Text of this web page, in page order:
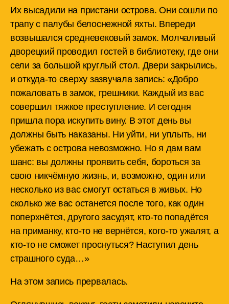
Их высадили на пристани острова. Они сошли по
трапу с палубы белоснежной яхты. Впереди
возвышался средневековый замок. Молчаливый
дворецкий проводил гостей в библиотеку, где они
сели за большой круглый стол. Двери закрылись,
и откуда-то сверху зазвучала запись: «Добро
пожаловать в замок, грешники. Каждый из вас
совершил тяжкое преступление. И сегодня
пришла пора искупить вину. В этот день вы
должны быть наказаны. Ни уйти, ни уплыть, ни
убежать с острова невозможно. Но я дам вам
шанс: вы должны проявить себя, бороться за
свою никчёмную жизнь, и, возможно, один или
несколько из вас смогут остаться в живых. Но
сколько же вас останется после того, как один
поперхнётся, другого засудят, кто-то попадётся
на приманку, кто-то не вернётся, кого-то ужалят, а
кто-то не сможет проснуться? Наступил день
страшного суда…»
На этом запись прервалась.